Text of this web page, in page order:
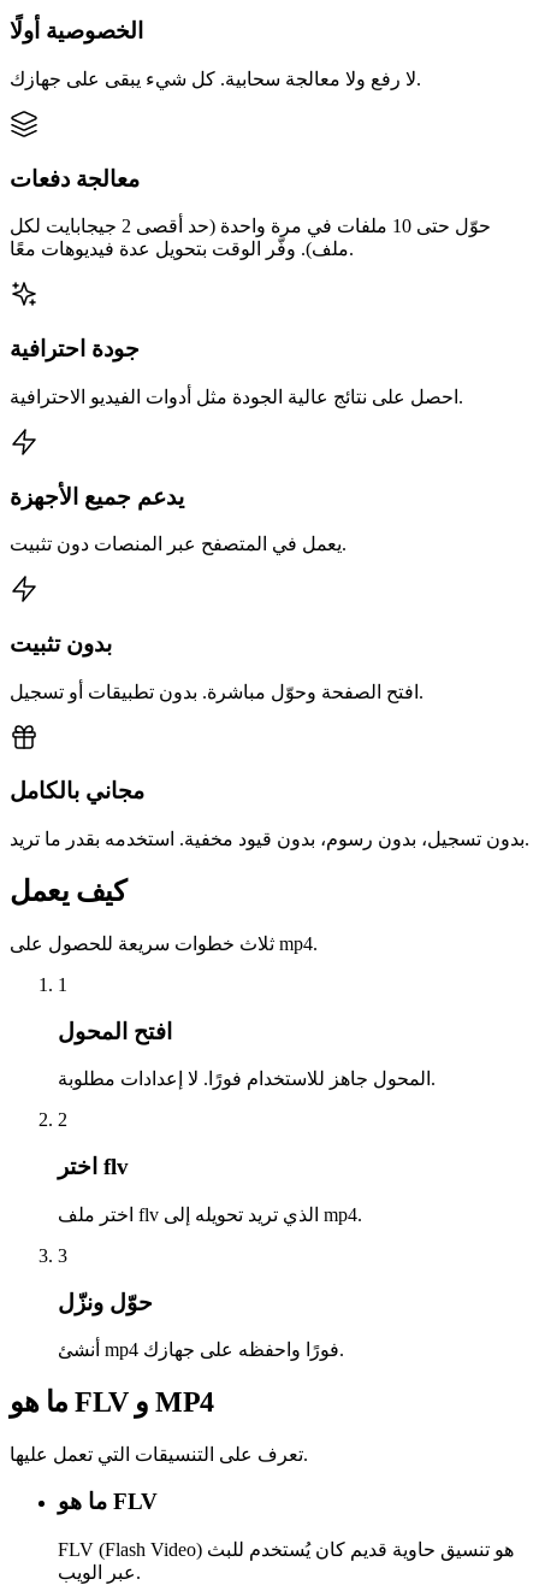
الخصوصية أولًا
لا رفع ولا معالجة سحابية. كل شيء يبقى على جهازك.
معالجة دفعات
حوّل حتى 10 ملفات في مرة واحدة (حد أقصى 2 جيجابايت لكل
ملف). وفّر الوقت بتحويل عدة فيديوهات معًا.
جودة احترافية
احصل على نتائج عالية الجودة مثل أدوات الفيديو الاحترافية.
يدعم جميع الأجهزة
يعمل في المتصفح عبر المنصات دون تثبيت.
بدون تثبيت
افتح الصفحة وحوّل مباشرة. بدون تطبيقات أو تسجيل.
مجاني بالكامل
بدون تسجيل، بدون رسوم، بدون قيود مخفية. استخدمه بقدر ما تريد.
كيف يعمل
ثلاث خطوات سريعة للحصول على mp4.
1
افتح المحول
المحول جاهز للاستخدام فورًا. لا إعدادات مطلوبة.
2
اختر flv
اختر ملف flv الذي تريد تحويله إلى mp4.
3
حوّل ونزّل
أنشئ mp4 فورًا واحفظه على جهازك.
ما هو FLV و MP4
تعرف على التنسيقات التي تعمل عليها.
ما هو FLV
FLV (Flash Video) هو تنسيق حاوية قديم كان يُستخدم للبث
عبر الويب.